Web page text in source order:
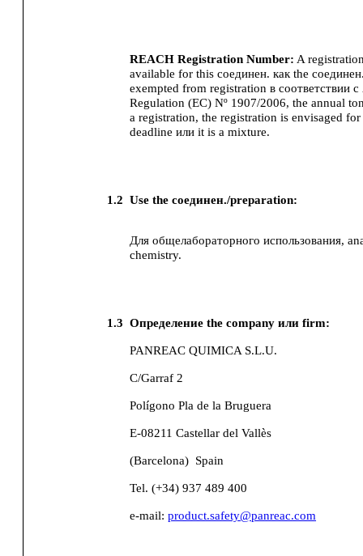
REACH Registration Number: A
available for this соединен. как the
exempted from registration в соответствии
Regulation (EC) Nº 1907/2006, the annual
a registration, the registration is envisaged
deadline или it is a mixture.
1.2 Use the соединен./preparation:
Для общелабораторного использования,
chemistry.
1.3 Определение the company или firm:
PANREAC QUIMICA S.L.U.
C/Garraf 2
Polígono Pla de la Bruguera
E-08211 Castellar del Vallès
(Barcelona) Spain
Tel. (+34) 937 489 400
e-mail:product.safety@panreac.com